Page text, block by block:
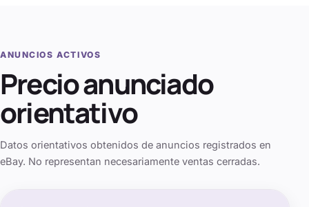
ANUNCIOS ACTIVOS
Precio anunciado
orientativo
Datos orientativos obtenidos de anuncios registrados en
eBay. No representan necesariamente ventas cerradas.